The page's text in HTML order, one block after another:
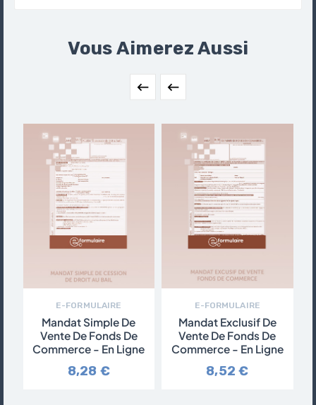
Vous Aimerez Aussi
 
E-FORMULAIRE
Mandat Simple De
Vente De Fonds De
Commerce - En Ligne
8,28 €
E-FORMULAIRE
Mandat Exclusif De
Vente De Fonds De
Commerce - En Ligne
8,52 €